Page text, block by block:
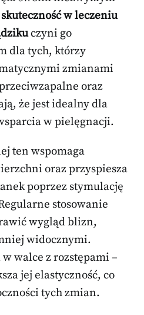
skuteczność w leczeniu
czyni go
dla tych, którzy
zmianami
oraz
że jest idealny dla
w pielęgnacji.
ten wspomaga
oraz przyspiesza
poprzez stymulację
stosowanie
wygląd blizn,
widocznymi.
walce z rozstępami –
jej elastyczność, co
tych zmian.